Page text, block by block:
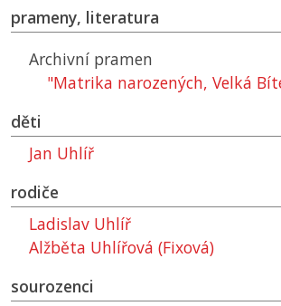
prameny, literatura
Archivní pramen
"Matrika narozených, Velká
děti
Jan Uhlíř
rodiče
Ladislav Uhlíř
Alžběta Uhlířová (Fixová)
sourozenci